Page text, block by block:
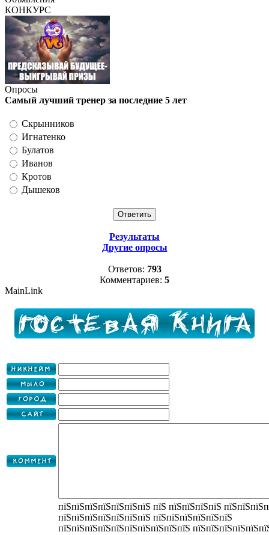
КОНКУРС
Опросы
Самый лучший тренер за последние 5 лет
Скрынников
Игнатенко
Булатов
Иванов
Кротов
Дышеков
Результаты
Другие опросы
Ответов: 793
Комментариев: 5
MainLink
пїЅпїЅпїЅпїЅпїЅпїЅпїЅ пїЅ пїЅпїЅпїЅпїЅ
пїЅпїЅпїЅпїЅпїЅпїЅпїЅ пїЅпїЅпїЅпїЅпїЅпїЅ
пїЅпїЅпїЅпїЅпїЅпїЅпїЅпїЅпїЅпїЅ